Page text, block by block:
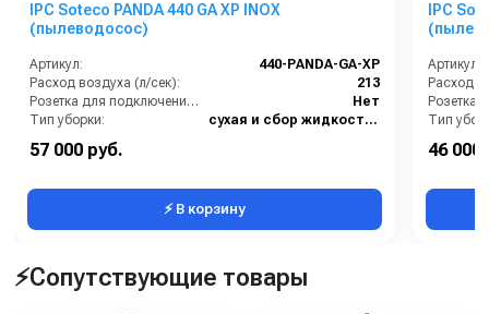
IPC Soteco PANDA 440 GA XP INOX
(пылеводосос)
Артикул:
440-PANDA-GA-XP
Расход воздуха (л/сек):
213
Розетка для подключения инструмента:
Нет
Тип уборки:
сухая и сбор жидкостей
Материал бака:
57 000 руб.
⚡ В корзину
IPC
Артикул:
Расход
Тип
46 000
⚡Сопутствующие товары